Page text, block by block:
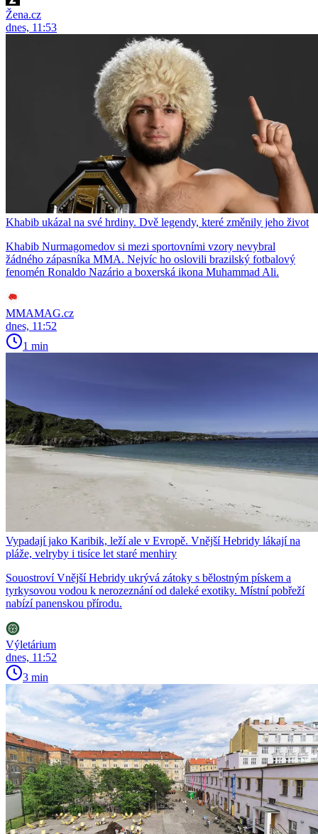
Žena.cz
dnes, 11:53
Khabib ukázal na své hrdiny. Dvě legendy, které změnily jeho život
Khabib Nurmagomedov si mezi sportovními vzory nevybral
žádného zápasníka MMA. Nejvíc ho oslovili brazilský fotbalový
fenomén Ronaldo Nazário a boxerská ikona Muhammad Ali.
MMAMAG.cz
dnes, 11:52
1 min
Vypadají jako Karibik, leží ale v Evropě. Vnější Hebridy lákají na
pláže, velryby i tisíce let staré menhiry
Souostroví Vnější Hebridy ukrývá zátoky s bělostným pískem a
tyrkysovou vodou k nerozeznání od daleké exotiky. Místní pobřeží
nabízí panenskou přírodu.
Výletárium
dnes, 11:52
3 min